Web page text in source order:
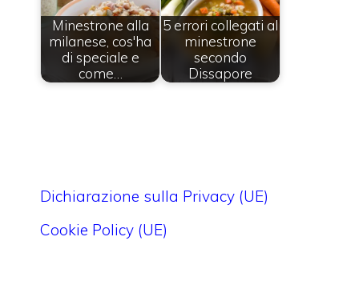
Minestrone alla
milanese, cos'ha
di speciale e
come…
5 errori collegati al
minestrone
secondo
Dissapore
Dichiarazione sulla Privacy (UE)
Cookie Policy (UE)